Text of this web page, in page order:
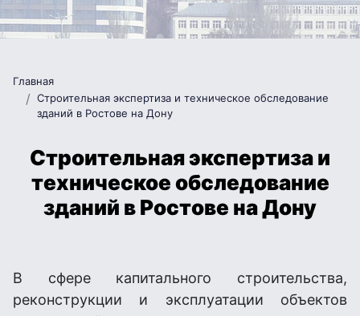
Главная
Строительная экспертиза и техническое обследование
зданий в Ростове на Дону
Строительная экспертиза и
техническое обследование
зданий в Ростове на Дону
В сфере капитального строительства,
реконструкции и эксплуатации объектов